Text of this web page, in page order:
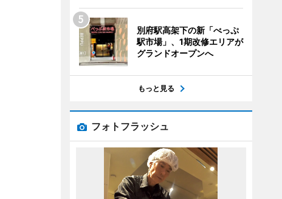
別府駅高架下の新「べっぷ
駅市場」、1期改修エリアが
グランドオープンへ
もっと見る
フォトフラッシュ